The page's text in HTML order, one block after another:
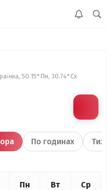
50.15°Пн, 30.74°Сх
По годинах
Пн Вт Ср